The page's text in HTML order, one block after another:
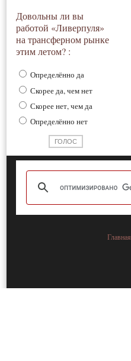
Довольны ли вы
работой «Ливерпуля»
на трансферном рынке
этим летом? :
Определённо да
Скорее да, чем нет
Скорее нет, чем да
Определённо нет
Главная